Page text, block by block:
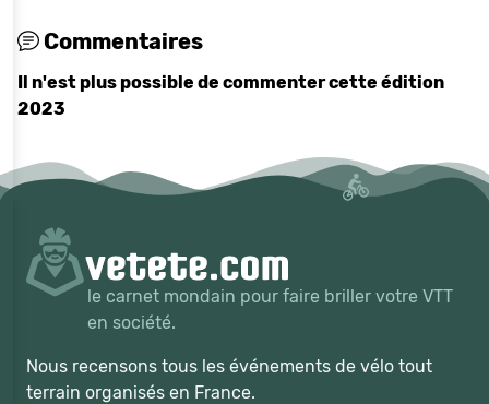
Commentaires
Il n'est plus possible de commenter cette édition
2023
le carnet mondain pour faire briller votre VTT
en société.
Nous recensons tous les événements de vélo tout
terrain organisés en France.